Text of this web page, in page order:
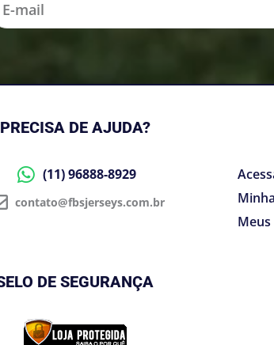
PRECISA DE AJUDA?
(11) 96888-8929
contato@fbsjerseys.com.br
Meus
DE SEGURANÇA